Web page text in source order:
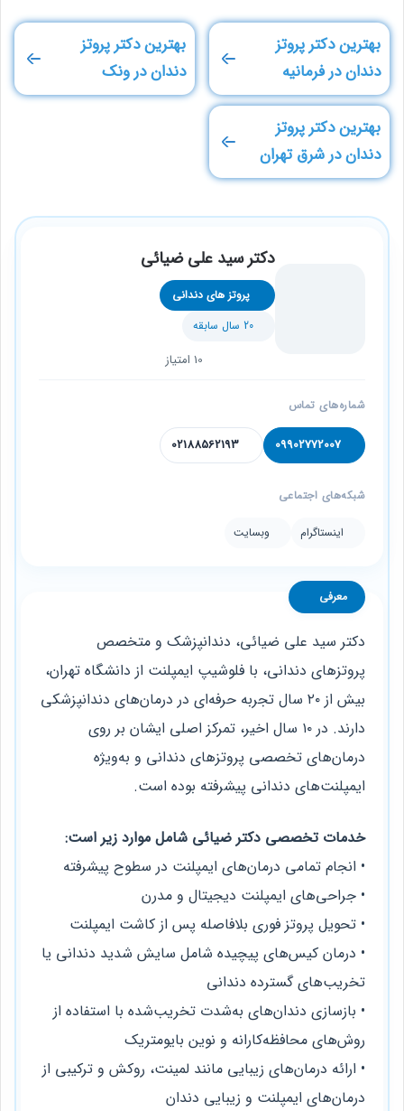
بهترین دکتر پروتز
دندان در فرمانیه
بهترین دکتر پروتز
دندان در ونک
بهترین دکتر پروتز
دندان در شرق تهران
دکتر سید علی ضیائی
پروتز های دندانی
20 سال سابقه
10 امتیاز
شماره‌های تماس
09902772007
02188562193
شبکه‌های اجتماعی
اینستاگرام وبسایت
معرفی
دکتر سید علی ضیائی، دندانپزشک و متخصص
پروتزهای دندانی، با فلوشیپ ایمپلنت از دانشگاه تهران،
بیش از ۲۰ سال تجربه حرفه‌ای در درمان‌های دندانپزشکی
دارند. در ۱۰ سال اخیر، تمرکز اصلی ایشان بر روی
درمان‌های تخصصی پروتزهای دندانی و به‌ویژه
ایمپلنت‌های دندانی پیشرفته بوده است.
خدمات تخصصی دکتر ضیائی شامل موارد زیر است:
• انجام تمامی درمان‌های ایمپلنت در سطوح پیشرفته
• جراحی‌های ایمپلنت دیجیتال و مدرن
• تحویل پروتز فوری بلافاصله پس از کاشت ایمپلنت
• درمان کیس‌های پیچیده شامل سایش شدید دندانی یا
تخریب‌های گسترده دندانی
• بازسازی دندان‌های به‌شدت تخریب‌شده با استفاده از
روش‌های محافظه‌کارانه و نوین بایومتریک
• ارائه درمان‌های زیبایی مانند لمینت، روکش و ترکیبی از
درمان‌های ایمپلنت و زیبایی دندان